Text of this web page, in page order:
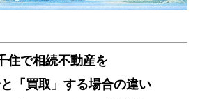
住で相続不動産を
と「買取」する場合の違い